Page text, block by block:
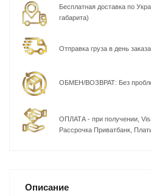
Бесплатная доставка по
габарита)
Отправка груза в день заказа
ОБМЕН/ВОЗВРАТ: Без
ОПЛАТА - при получении,
Рассрочка Приватбанк,
Описание